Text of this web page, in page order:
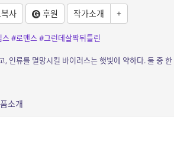
사 후원 작가소개 +
스#로맨스#그런데살짝뒤틀린
소개